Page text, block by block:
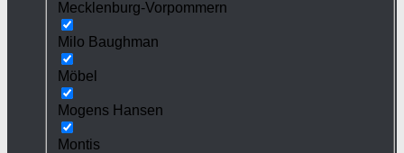
Mecklenburg-Vorpommern
Milo Baughman
Möbel
Mogens Hansen
Montis